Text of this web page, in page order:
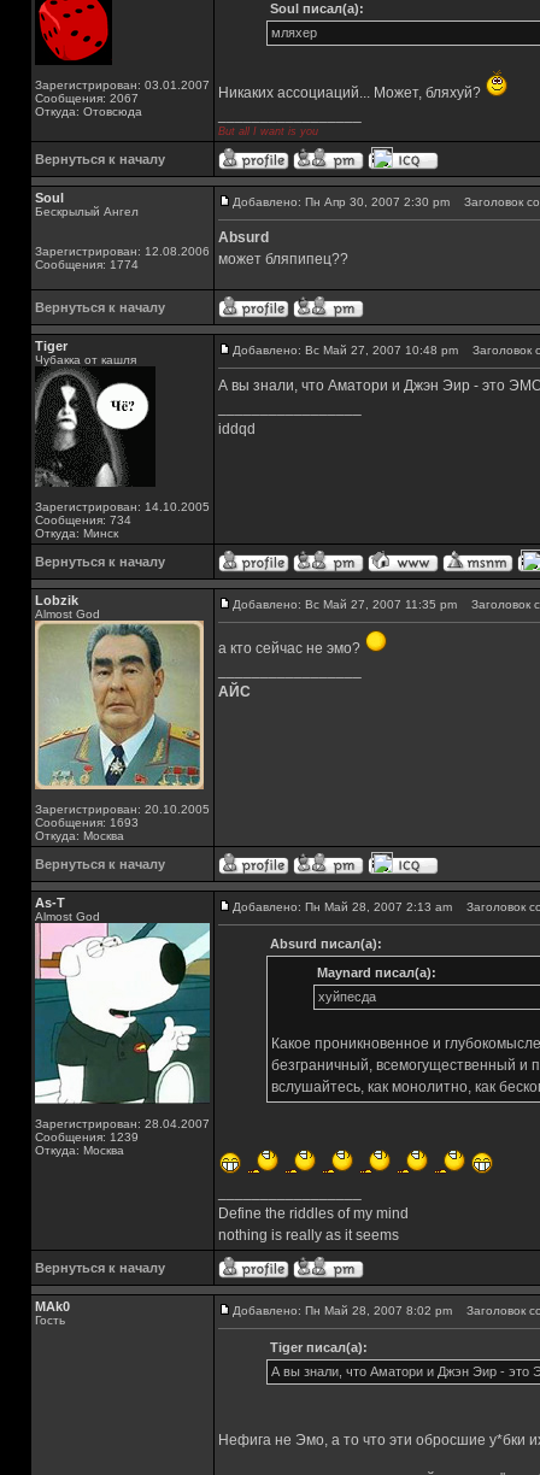
Зарегистрирован: 03.01.2007
Сообщения: 2067
Откуда: Отовсюда
Soul писал(а):
мляхер
Никаких ассоциаций... Может, бляхуй?
But all I want is you
Вернуться к началу
Soul
Бескрылый Ангел
Зарегистрирован: 12.08.2006
Сообщения: 1774
Добавлено: Пн Апр 30, 2007 2:30 pm Заголовок
Absurd
может бляпипец??
Вернуться к началу
Tiger
Чубакка от кашля
Зарегистрирован: 14.10.2005
Сообщения: 734
Откуда: Минск
Добавлено: Вс Май 27, 2007 10:48 pm Заголовок
А вы знали, что Аматори и Джэн Эир - это
iddqd
Вернуться к началу
Lobzik
Almost God
Зарегистрирован: 20.10.2005
Сообщения: 1693
Откуда: Москва
Добавлено: Вс Май 27, 2007 11:35 pm Заголовок
а кто сейчас не эмо?
АЙС
Вернуться к началу
As-T
Almost God
Зарегистрирован: 28.04.2007
Сообщения: 1239
Откуда: Москва
Добавлено: Пн Май 28, 2007 2:13 am Заголовок
Absurd писал(а):
Maynard писал(а):
хуйпесда
Какое проникновенное и
безграничный, всемогущественный и
вслушайтесь, как монолитно, как
Define the riddles of my mind
nothing is really as it seems
Вернуться к началу
MAk0
Гость
Добавлено: Пн Май 28, 2007 8:02 pm Заголовок
Tiger писал(а):
А вы знали, что Аматори и Джэн Эир - это
Нефига не Эмо, а то что эти обросшие у*бки